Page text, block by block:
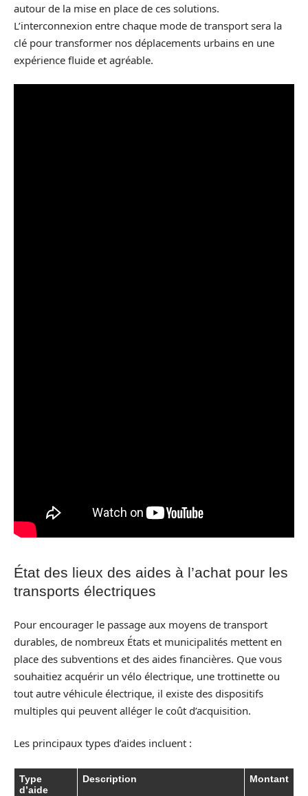
autour de la mise en place de ces solutions.
L’interconnexion entre chaque mode de transport sera la
clé pour transformer nos déplacements urbains en une
expérience fluide et agréable.
État des lieux des aides à l’achat pour les
transports électriques
Pour encourager le passage aux moyens de transport
durables, de nombreux États et municipalités mettent en
place des subventions et des aides financières. Que vous
souhaitiez acquérir un vélo électrique, une trottinette ou
tout autre véhicule électrique, il existe des dispositifs
multiples qui peuvent alléger le coût d’acquisition.
Les principaux types d’aides incluent :
Type
d’aide
Description Montant